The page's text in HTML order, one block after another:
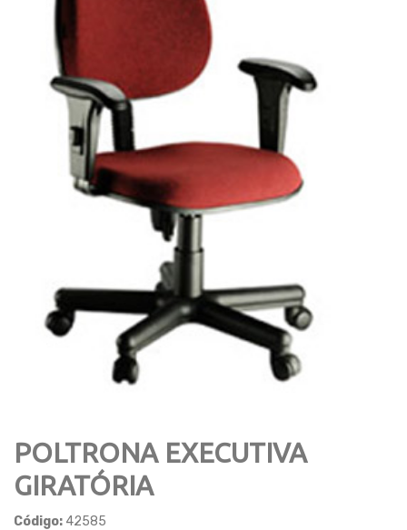
Previous
POLTRONA EXECUTIVA
GIRATÓRIA
Código: 42585